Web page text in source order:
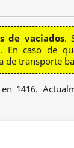
de vaciados.
. En caso de
de transporte
1416.